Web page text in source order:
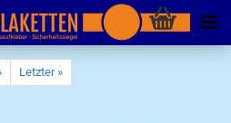
Letzter »